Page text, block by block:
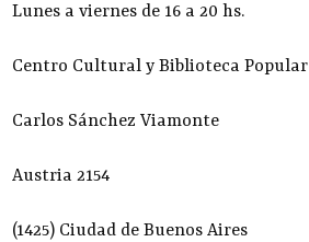
Lunes a viernes de 16 a 20 hs.
Centro Cultural y Biblioteca Popular
Carlos Sánchez Viamonte
Austria 2154
(1425) Ciudad de Buenos Aires